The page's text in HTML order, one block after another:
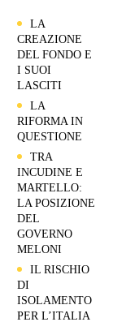
LA
CREAZIONE
DEL FONDO E
I SUOI
LASCITI
LA
RIFORMA IN
QUESTIONE
TRA
INCUDINE E
MARTELLO:
LA POSIZIONE
DEL
GOVERNO
MELONI
IL RISCHIO
DI
ISOLAMENTO
PER L’ITALIA